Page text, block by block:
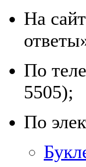
На
По
5505);
По